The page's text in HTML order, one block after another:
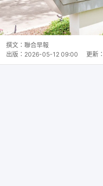
撰文： 聯合早報
出版： 2026-05-12 09:00 更新：